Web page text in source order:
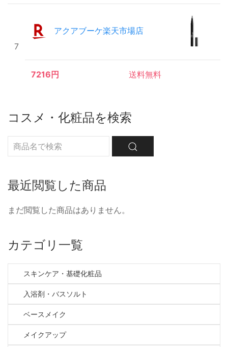
7
アクアブーケ楽天市場店
7216円 送料無料
コスメ・化粧品を検索
最近閲覧した商品
まだ閲覧した商品はありません。
カテゴリ一覧
スキンケア・基礎化粧品
入浴剤・バスソルト
ベースメイク
メイクアップ